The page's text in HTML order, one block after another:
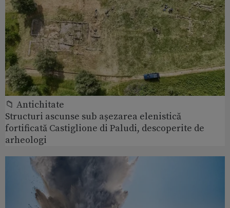
📁 Antichitate
Structuri ascunse sub așezarea elenistică
fortificată Castiglione di Paludi, descoperite de
arheologi